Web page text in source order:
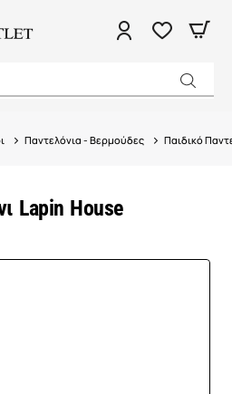
Lapin House
Παντελόνια - Βερμούδες Παιδικό